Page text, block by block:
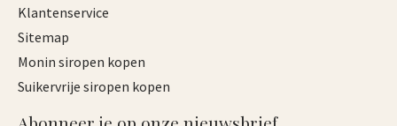
Klantenservice
Sitemap
Monin siropen kopen
Suikervrije siropen kopen